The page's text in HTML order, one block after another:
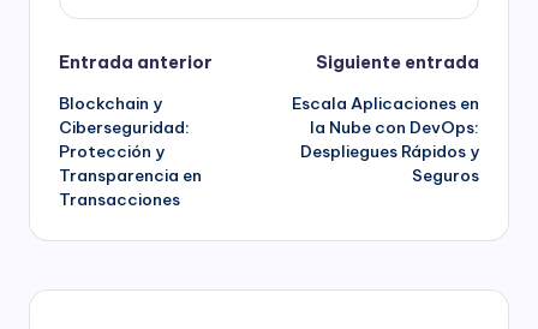
Navegación
de
entradas
Entrada anterior
Blockchain y
Ciberseguridad:
Protección y
Transparencia en
Transacciones
Siguiente entrada
Escala Aplicaciones en
la Nube con DevOps:
Despliegues Rápidos y
Seguros